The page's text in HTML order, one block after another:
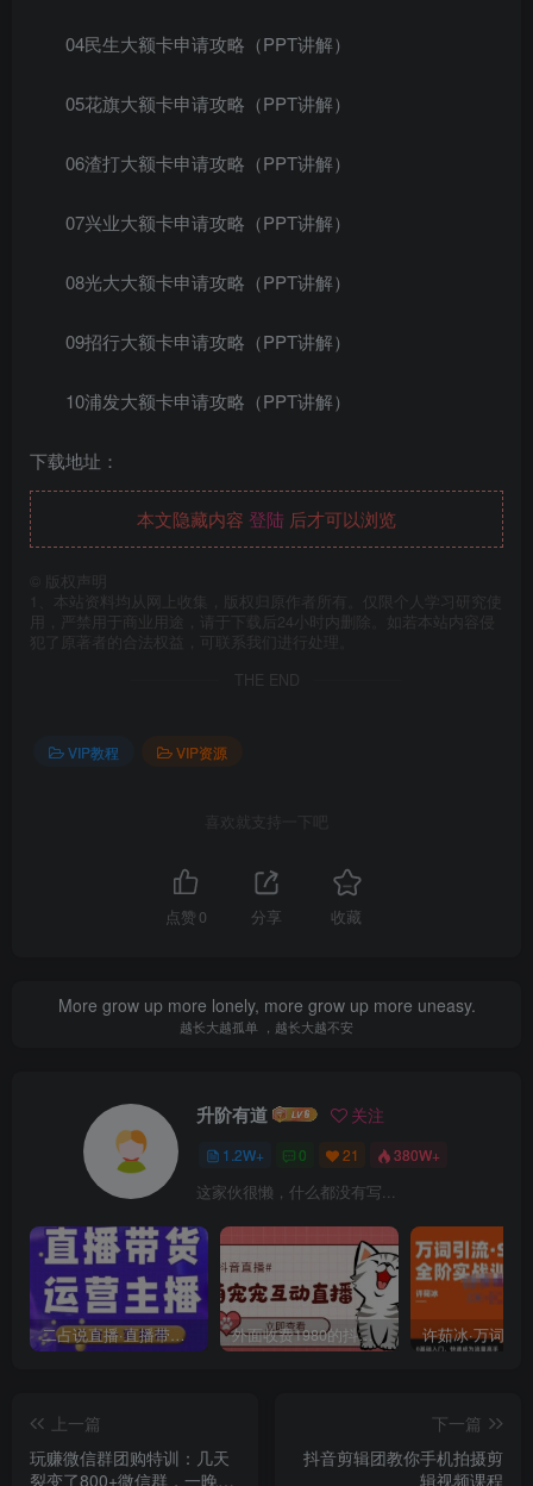
04民生大额卡申请攻略（PPT讲解）
05花旗大额卡申请攻略（PPT讲解）
06渣打大额卡申请攻略（PPT讲解）
07兴业大额卡申请攻略（PPT讲解）
08光大大额卡申请攻略（PPT讲解）
09招行大额卡申请攻略（PPT讲解）
10浦发大额卡申请攻略（PPT讲解）
下载地址：
本文隐藏内容 登陆 后才可以浏览
版权声明
1、本站资料均从网上收集，版权归原作者所有。仅限个人学习研究使
用，严禁用于商业用途，请于下载后24小时内删除。如若本站内容侵
犯了原著者的合法权益，可联系我们进行处理。
THE END
VIP教程 VIP资源
喜欢就支持一下吧
点赞 0 分享 收藏
More grow up more lonely, more grow up more uneasy.
越长大越孤单 ，越长大越不安
升阶有道 关注
1.2W+ 0 21 380W+
这家伙很懒，什么都没有写...
二占说直播·直播带货主播运营课程，主播运营二合一实操课 外面收费1980的抖音萌宠宠直播项目，可虚拟人直播，抖音报白，实时互动直播【软件+详细教程】
上一篇
玩赚微信群团购特训：几天
裂变了800+微信群，一晚成
下一篇
抖音剪辑团教你手机拍摄剪
辑视频课程